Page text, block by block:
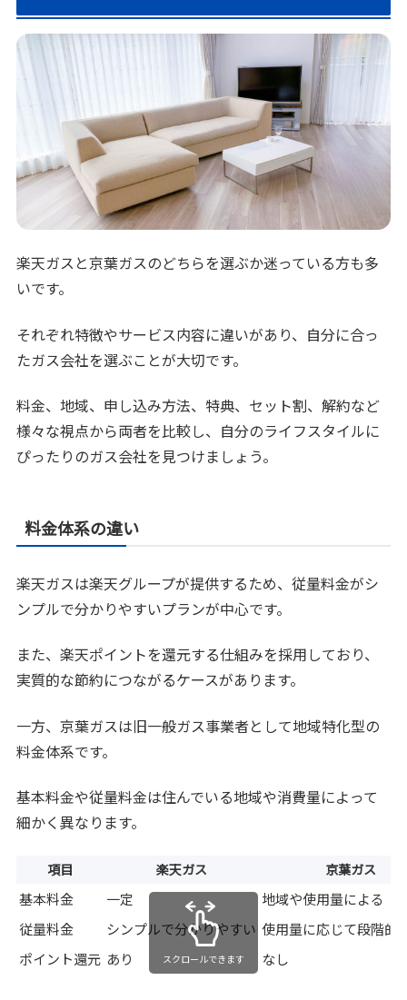
楽天ガスと京葉ガスのどちらを選ぶか迷っている方も多
いです。
それぞれ特徴やサービス内容に違いがあり、自分に合っ
たガス会社を選ぶことが大切です。
料金、地域、申し込み方法、特典、セット割、解約など
様々な視点から両者を比較し、自分のライフスタイルに
ぴったりのガス会社を見つけましょう。
料金体系の違い
楽天ガスは楽天グループが提供するため、従量料金がシ
ンプルで分かりやすいプランが中心です。
また、楽天ポイントを還元する仕組みを採用しており、
実質的な節約につながるケースがあります。
一方、京葉ガスは旧一般ガス事業者として地域特化型の
料金体系です。
基本料金や従量料金は住んでいる地域や消費量によって
細かく異なります。
項目 楽天ガス 京葉ガス
基本料金 一定
地域や使用量による
従量料金
シンプルで分かりやすい 使用量に応じて段階的
ポイント還元 あり なし
スクロールできます